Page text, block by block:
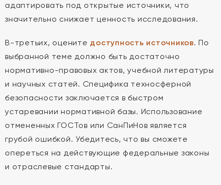
адаптировать под открытые источники, что
значительно снижает ценность исследования.
В-третьих, оцените доступность источников. По
выбранной теме должно быть достаточно
нормативно-правовых актов, учебной литературы
и научных статей. Специфика техносферной
безопасности заключается в быстром
устаревании нормативной базы. Использование
отмененных ГОСТов или СанПиНов является
грубой ошибкой. Убедитесь, что вы сможете
опереться на действующие федеральные законы
и отраслевые стандарты.